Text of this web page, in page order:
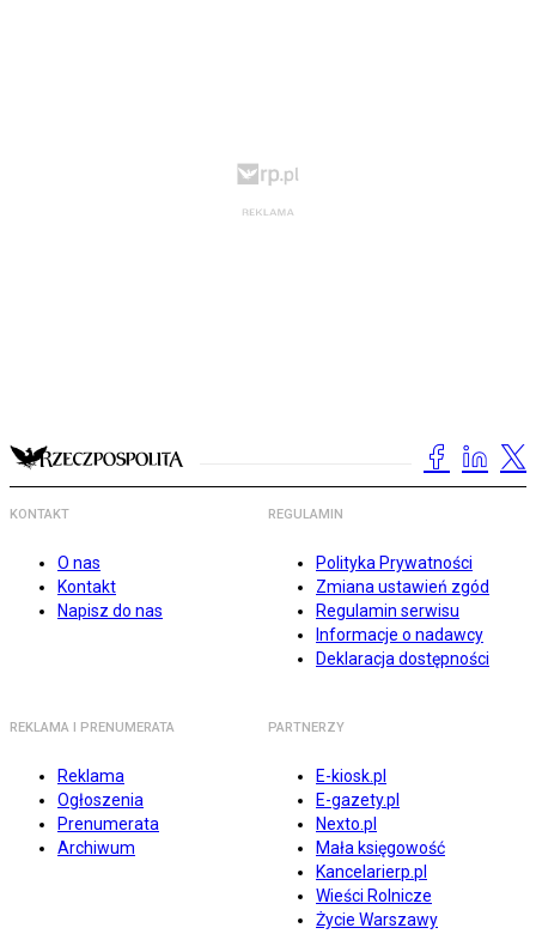
KONTAKT
O nas
Kontakt
Napisz do nas
REGULAMIN
Polityka Prywatności
Zmiana ustawień zgód
Regulamin serwisu
Informacje o nadawcy
Deklaracja dostępności
REKLAMA I PRENUMERATA
Reklama
Ogłoszenia
Prenumerata
Archiwum
PARTNERZY
E-kiosk.pl
E-gazety.pl
Nexto.pl
Mała księgowość
Kancelarierp.pl
Wieści Rolnicze
Życie Warszawy